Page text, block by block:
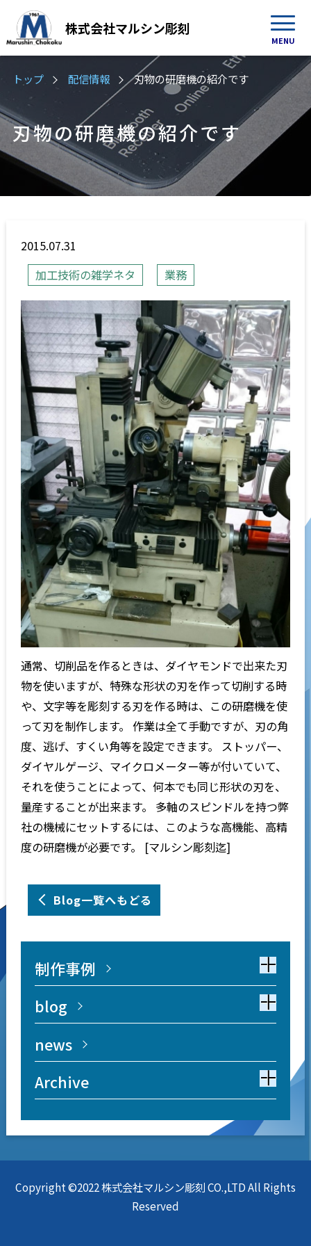
株式会社マルシン彫刻
MENU
トップ 配信情報 刃物の研磨機の紹介です
刃物の研磨機の紹介です
2015.07.31
加工技術の雑学ネタ
業務
通常、切削品を作るときは、ダイヤモンドで出来た刃
物を使いますが、特殊な形状の刃を作って切削する時
や、文字等を彫刻する刃を作る時は、この研磨機を使
って刃を制作します。 作業は全て手動ですが、刃の角
度、逃げ、すくい角等を設定できます。 ストッパー、
ダイヤルゲージ、マイクロメーター等が付いていて、
それを使うことによって、何本でも同じ形状の刃を、
量産することが出来ます。 多軸のスピンドルを持つ弊
社の機械にセットするには、このような高機能、高精
度の研磨機が必要です。 [マルシン彫刻迄]
Blog一覧へもどる
制作事例
blog
news
Archive
Copyright ©2022 株式会社マルシン彫刻 CO.,LTD All Rights
Reserved